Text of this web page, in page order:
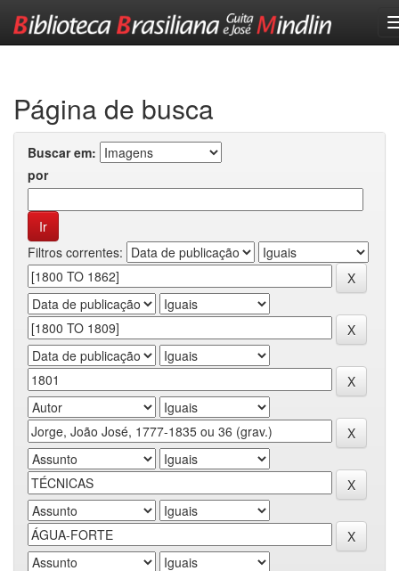
Página de busca
Buscar em:
por
Filtros correntes: